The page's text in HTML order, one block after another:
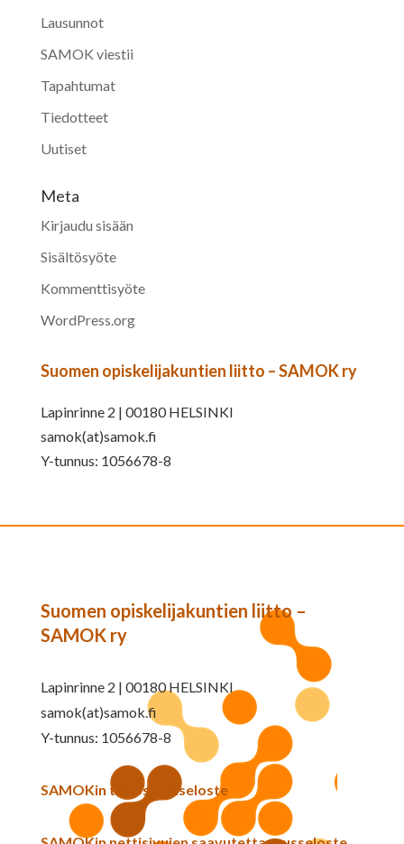
Lausunnot
SAMOK viestii
Tapahtumat
Tiedotteet
Uutiset
Meta
Kirjaudu sisään
Sisältösyöte
Kommenttisyöte
WordPress.org
Suomen opiskelijakuntien liitto – SAMOK ry
Lapinrinne 2 | 00180 HELSINKI
samok(at)samok.fi
Y-tunnus: 1056678-8
Suomen opiskelijakuntien liitto –
SAMOK ry
Lapinrinne 2 | 00180 HELSINKI
samok(at)samok.fi
Y-tunnus: 1056678-8
SAMOKin tietosuojaseloste